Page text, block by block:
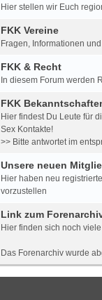
Hier stellen wir Euch
FKK Vereine
Fragen, Informationen
FKK & Recht
In diesem Forum werden
FKK
Hier findest Du Leute für
Sex Kontakte!
>> Bitte antwortet im
Unsere neuen
Hier haben neu
vorzustellen
Link zum
Hier finden sich noch
Das Forenarchiv wurde